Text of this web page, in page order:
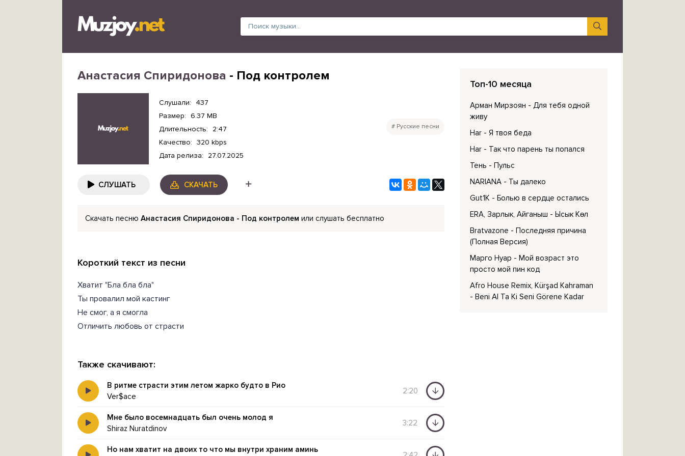
Анастасия Спиридонова - Под контролем
Слушали:
437
Размер: 6.37 MB
Длительность:
2:47
Качество: 320 kbps
Дата релиза:
27.07.2025
Русские песни
СЛУШАТЬ СКАЧАТЬ
Скачать песню Анастасия Спиридонова - Под контролем или слушать бесплатно
Короткий текст из песни
Хватит "Бла бла бла"
Ты провалил мой кастинг
Не смог, а я смогла
Отличить любовь от страсти
Также скачивают:
В ритме страсти этим летом жарко будто в Рио
Ver$ace
2:20
Мне было восемнадцать был очень молод я
Shiraz Nuratdinov
3:22
Но нам хватит на двоих то что мы внутри храним аминь
Топ-10 месяца
Арман Мирзоян - Для тебя одной
живу
Har - Я твоя беда
Har - Так что парень ты попался
Тень - Пульс
NARIANA - Ты далеко
Gut1K - Болью в сердце остались
ERA, Зарлык, Айганыш - Ысык Көл
Bratvazone - Последняя причина
(Полная Версия)
Марго Нуар - Мой возраст это
просто мой пин код
Afro House Remix, Kürşad Kahraman
- Beni Al Ta Ki Seni Görene Kadar